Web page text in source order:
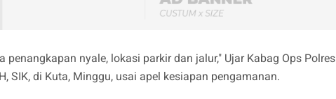
nyale, lokasi parkir dan jalur," Ujar Kabag Ops Polres
SIK, di Kuta, Minggu, usai apel kesiapan pengamanan.